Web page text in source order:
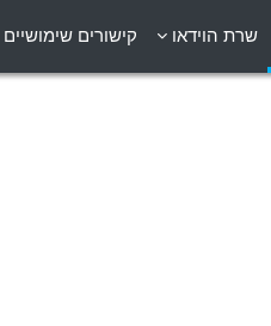
שרת הוידאו קישורים שימושיים